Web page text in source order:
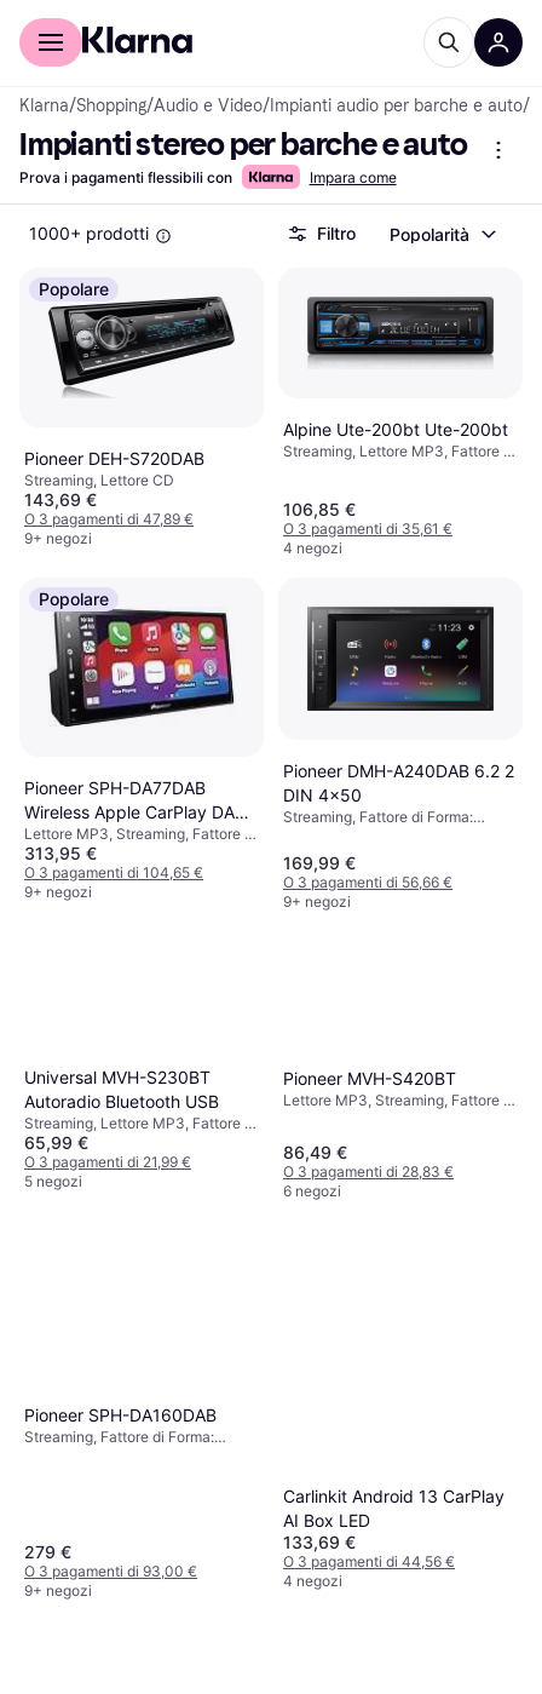
Per il tuo shopping
Klarna/Shopping/Audio e Video/ Impianti audio per barche e auto/
Impianti stereo per barche e auto
Prova i pagamenti flessibili con Impara come
1000+ prodotti Filtro Popolarità
Popolare
Pioneer DEH-S720DAB
Streaming, Lettore CD
143,69 €
O 3 pagamenti di 47,89 €
9+ negozi
Alpine Ute-200bt Ute-200bt
Streaming, Lettore MP3, Fattore di
106,85 €
O 3 pagamenti di 35,61 €
4 negozi
Popolare
Pioneer SPH-DA77DAB
Wireless Apple CarPlay DAB
Radio And Bluetooth
Lettore MP3, Streaming, Fattore di
Forma: Doppio DIN
313,95 €
O 3 pagamenti di 104,65 €
9+ negozi
Pioneer DMH-A240DAB 6.2 2
DIN 4x50
Streaming, Fattore di Forma:
169,99 €
O 3 pagamenti di 56,66 €
9+ negozi
Universal MVH-S230BT
Autoradio Bluetooth USB
Streaming, Lettore MP3, Fattore di
Forma: DIN
65,99 €
O 3 pagamenti di 21,99 €
5 negozi
Pioneer MVH-S420BT
Lettore MP3, Streaming, Fattore di
86,49 €
O 3 pagamenti di 28,83 €
6 negozi
Pioneer SPH-DA160DAB
Streaming, Fattore di Forma:
279 €
O 3 pagamenti di 93,00 €
9+ negozi
Carlinkit Android 13 CarPlay
AI Box LED
133,69 €
O 3 pagamenti di 44,56 €
4 negozi